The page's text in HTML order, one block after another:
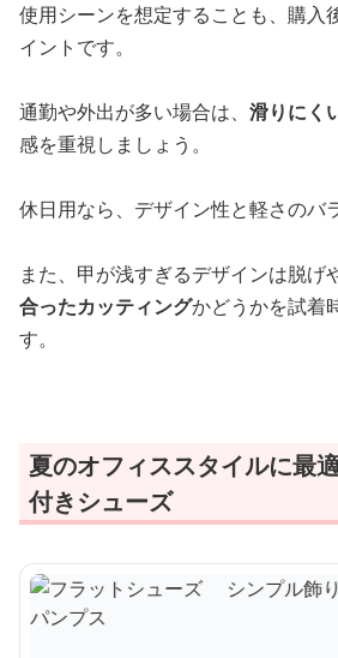
使用シーンを想定することも、購入
イントです。
通勤や外出が多い場合は、 滑りにく
感を重視しましょう。
休日用なら、デザイン性と軽さのバ
また、甲が浅すぎるデザインは脱げ
合ったカッティングかどうかを試着
す。
夏のオフィススタイルに最
付きシューズ